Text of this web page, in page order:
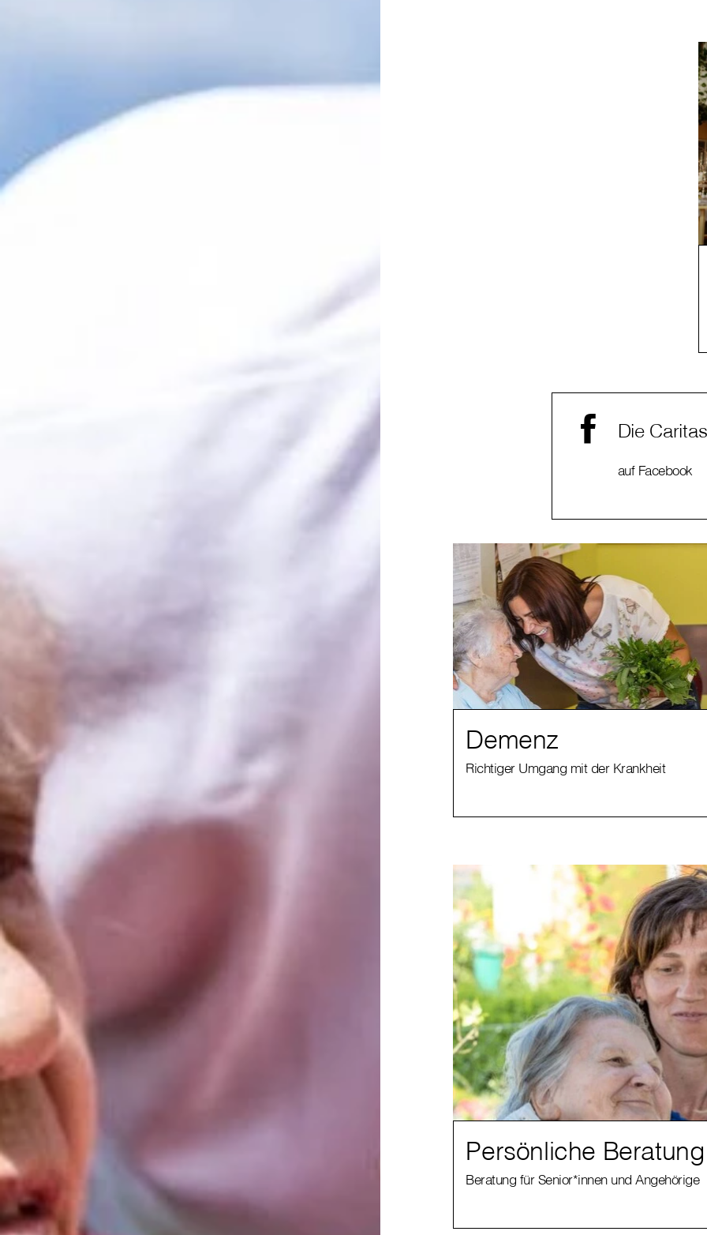
Die
auf Facebook
Demenz
Richtiger Umgang mit der Krankheit
Persönliche Beratung
Beratung für Senior*innen und Angehörige